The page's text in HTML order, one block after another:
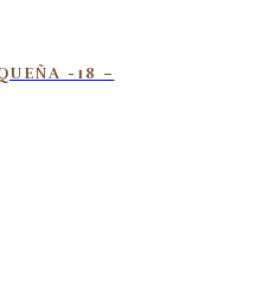
-18 –